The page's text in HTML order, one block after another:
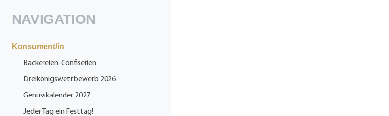
NAVIGATION
Konsument/in
Bäckereien-Confiserien
Dreikönigswettbewerb 2026
Genusskalender 2027
Jeder Tag ein Festtag!